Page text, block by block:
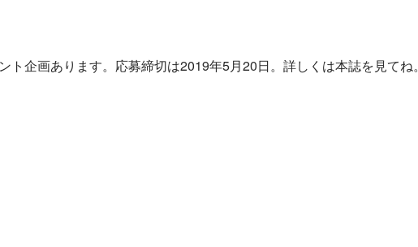
企画あります。応募締切は2019年5月20日。詳しくは本誌を見てね。